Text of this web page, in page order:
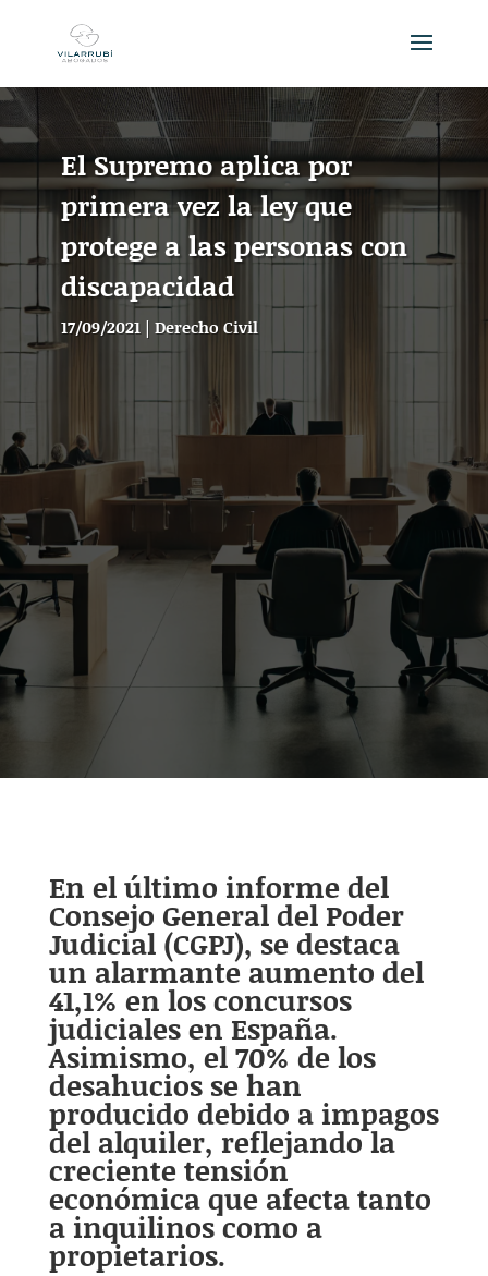
El Supremo aplica por
primera vez la ley que
protege a las personas con
discapacidad
17/09/2021 | Derecho Civil
En el último informe del
Consejo General del Poder
Judicial (CGPJ), se destaca
un alarmante aumento del
41,1% en los concursos
judiciales en España.
Asimismo, el 70% de los
desahucios se han
producido debido a impagos
del alquiler, reflejando la
creciente tensión
económica que afecta tanto
a inquilinos como a
propietarios.